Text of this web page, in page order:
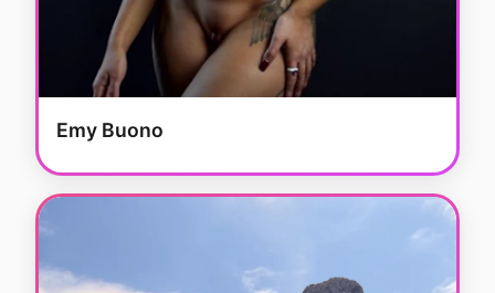
Emy Buono